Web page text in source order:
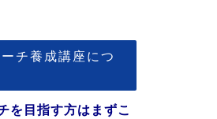
チ養成講座につ
を目指す方はまずこ